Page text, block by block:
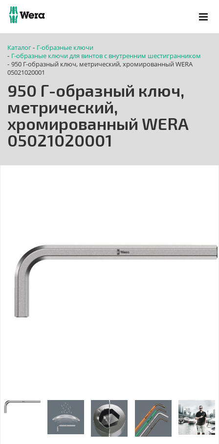
Каталог - Г-образные ключи
- Г-образные ключи для винтов с внутренним шестигранником
- 950 Г-образный ключ, метрический, хромированный WERA
05021020001
950 Г-образный ключ,
метрический,
хромированный WERA
05021020001